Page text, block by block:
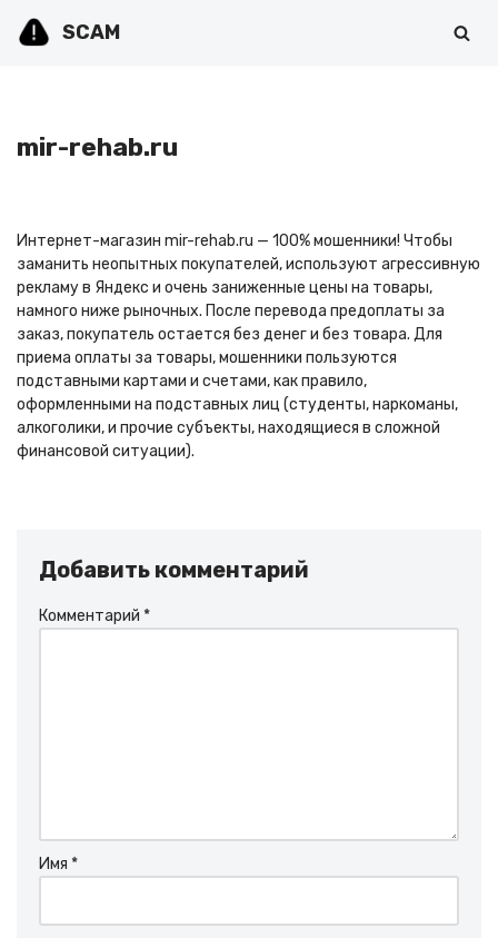
SCAM
mir-rehab.ru
Интернет-магазин mir-rehab.ru — 100% мошенники! Чтобы
заманить неопытных покупателей, используют агрессивную
рекламу в Яндекс и очень заниженные цены на товары,
намного ниже рыночных. После перевода предоплаты за
заказ, покупатель остается без денег и без товара. Для
приема оплаты за товары, мошенники пользуются
подставными картами и счетами, как правило,
оформленными на подставных лиц (студенты, наркоманы,
алкоголики, и прочие субъекты, находящиеся в сложной
финансовой ситуации).
Добавить комментарий
Комментарий *
Имя *